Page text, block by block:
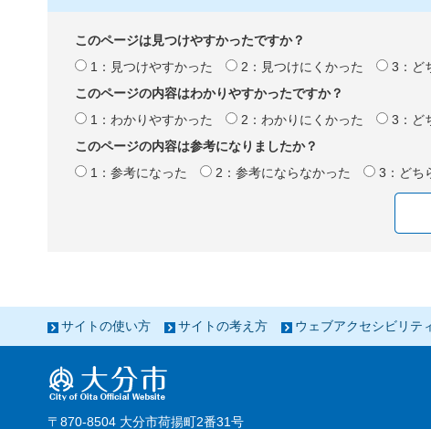
このページは見つけやすかったですか？
1：見つけやすかった
2：見つけにくかった
3：ど
このページの内容はわかりやすかったですか？
1：わかりやすかった
2：わかりにくかった
3：ど
このページの内容は参考になりましたか？
1：参考になった
2：参考にならなかった 3：どち
サイトの使い方 サイトの考え方 ウェブアクセシビリテ
〒870-8504 大分市荷揚町2番31号